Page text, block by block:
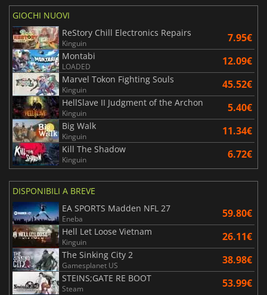
GIOCHI NUOVI
ReStory Chill Electronics Repairs
Kinguin 7.95€
Montabi
LOADED 12.09€
Marvel Tokon Fighting Souls
Kinguin 45.52€
HellSlave II Judgment of the Archon
Kinguin 5.40€
Big Walk
Kinguin 11.34€
Kill The Shadow
Kinguin 6.72€
DISPONIBILI A BREVE
EA SPORTS Madden NFL 27
Eneba 59.80€
Hell Let Loose Vietnam
Kinguin 26.11€
The Sinking City 2
Gamesplanet US 38.98€
STEINS;GATE RE BOOT
Steam 53.99€